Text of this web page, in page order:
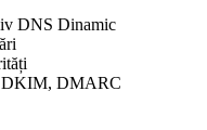
DNS Dinamic
DKIM, DMARC